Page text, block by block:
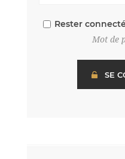
Rester
Mot de